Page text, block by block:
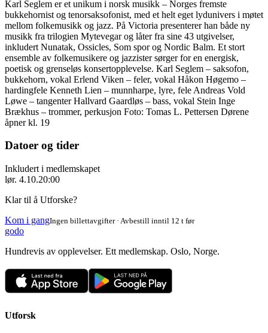
Karl Seglem er et unikum i norsk musikk – Norges fremste
bukkehornist og tenorsaksofonist, med et helt eget lydunivers i møtet
mellom folkemusikk og jazz. På Victoria presenterer han både ny
musikk fra trilogien Mytevegar og låter fra sine 43 utgivelser,
inkludert Nunatak, Ossicles, Som spor og Nordic Balm. Et stort
ensemble av folkemusikere og jazzister sørger for en energisk,
poetisk og grenseløs konsertopplevelse. Karl Seglem – saksofon,
bukkehorn, vokal Erlend Viken – feler, vokal Håkon Høgemo –
hardingfele Kenneth Lien – munnharpe, lyre, fele Andreas Vold
Løwe – tangenter Hallvard Gaardløs – bass, vokal Stein Inge
Brækhus – trommer, perkusjon Foto: Tomas L. Pettersen Dørene
åpner kl. 19
Datoer og tider
Inkludert i medlemskapet
lør. 4.10.20:00
Klar til å Utforske?
Kom i gangIngen billettavgifter · Avbestill inntil 12 t før
godo
Hundrevis av opplevelser. Ett medlemskap. Oslo, Norge.
Utforsk